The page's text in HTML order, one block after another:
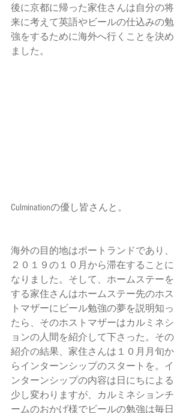
後に京都に帰った家住さんは自分の将
来に考えて英語やビールの仕込みの勉
強をするために海外へ行くことを決め
ました。
Culminationの優し皆さんと。
海外の目的地はポートランドであり、
２０１９の１０月から滞在することに
なりました。そして、ホームステーを
する家住さんはホームステー先のホス
トマザーにビール勉強の夢を説明知っ
たら、そのホストマザーはカルミネシ
ョンの人間を紹介して下さった。その
紹介の結果、家住さんは１０月月旬か
らインターンシップのスタートを。イ
ンターンシップの内容は日にちによる
少し変わりますが、カルミネションチ
ームのおかげ様でビールの勉強は毎日